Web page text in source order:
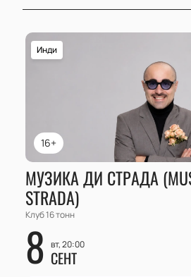
16+
Инди
МУЗИКА ДИ СТРАДА
STRADA)
Клуб 16 тонн
8 вт, 20:00
СЕНТ